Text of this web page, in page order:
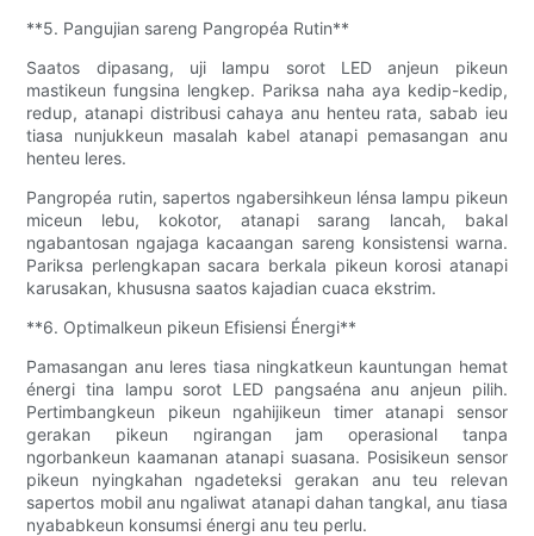
**5. Pangujian sareng Pangropéa Rutin**
Saatos dipasang, uji lampu sorot LED anjeun pikeun
mastikeun fungsina lengkep. Pariksa naha aya kedip-kedip,
redup, atanapi distribusi cahaya anu henteu rata, sabab ieu
tiasa nunjukkeun masalah kabel atanapi pemasangan anu
henteu leres.
Pangropéa rutin, sapertos ngabersihkeun lénsa lampu pikeun
miceun lebu, kokotor, atanapi sarang lancah, bakal
ngabantosan ngajaga kacaangan sareng konsistensi warna.
Pariksa perlengkapan sacara berkala pikeun korosi atanapi
karusakan, khususna saatos kajadian cuaca ekstrim.
**6. Optimalkeun pikeun Efisiensi Énergi**
Pamasangan anu leres tiasa ningkatkeun kauntungan hemat
énergi tina lampu sorot LED pangsaéna anu anjeun pilih.
Pertimbangkeun pikeun ngahijikeun timer atanapi sensor
gerakan pikeun ngirangan jam operasional tanpa
ngorbankeun kaamanan atanapi suasana. Posisikeun sensor
pikeun nyingkahan ngadeteksi gerakan anu teu relevan
sapertos mobil anu ngaliwat atanapi dahan tangkal, anu tiasa
nyababkeun konsumsi énergi anu teu perlu.